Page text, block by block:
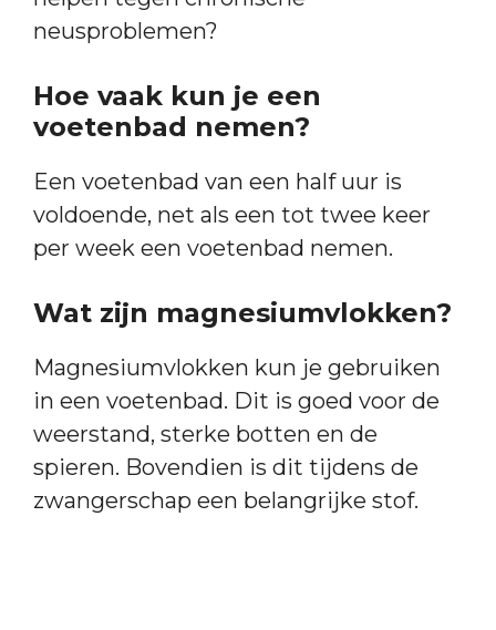
neusproblemen?
Hoe vaak kun je een
voetenbad nemen?
Een voetenbad van een half uur is
voldoende, net als een tot twee keer
per week een voetenbad nemen.
Wat zijn magnesiumvlokken?
Magnesiumvlokken kun je gebruiken
in een voetenbad. Dit is goed voor de
weerstand, sterke botten en de
spieren. Bovendien is dit tijdens de
zwangerschap een belangrijke stof.